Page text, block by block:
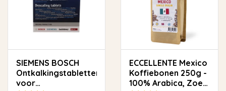
SIEMENS BOSCH
Ontkalkingstabletten
voor
ECCELLENTE Mexico
Koffiebonen 250g -
100% Arabica, Zoet